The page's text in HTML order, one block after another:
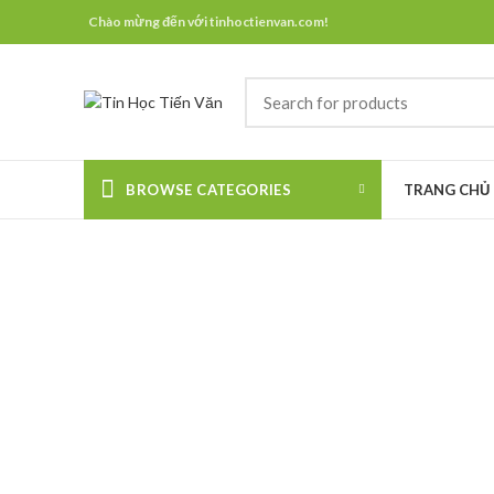
Chào mừng đến với tinhoctienvan.com!
BROWSE CATEGORIES TRANG CHỦ